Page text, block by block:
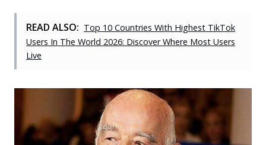
READ ALSO: Top 10 Countries With Highest TikTok
Users In The World 2026: Discover Where Most Users
Live